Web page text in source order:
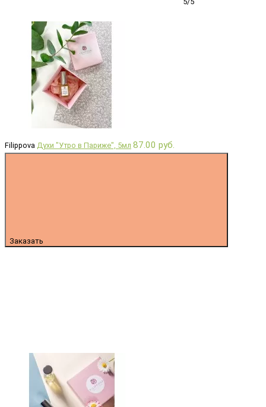
Filippova Духи "Утро в Париже", 5мл 87.00 руб.
Заказать